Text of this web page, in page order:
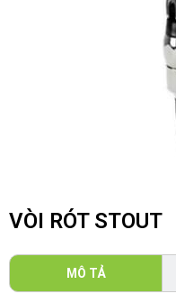
VÒI RÓT STOUT
MÔ TẢ